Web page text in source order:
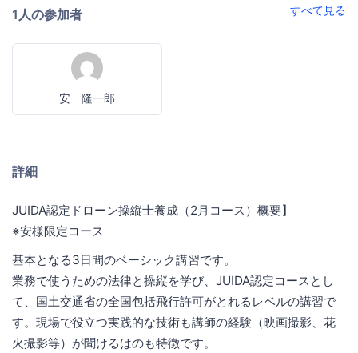
1人の参加者 すべて見る
安 隆一郎
詳細
JUIDA認定ドローン操縦士養成（2月コース）概要】
※安様限定コース
基本となる3日間のベーシック講習です。
業務で使うための法律と操縦を学び、JUIDA認定コースとし
て、国土交通省の全国包括飛行許可がとれるレベルの講習で
す。現場で役立つ実践的な技術も講師の経験（映画撮影、花
火撮影等）が聞けるはのも特徴です。